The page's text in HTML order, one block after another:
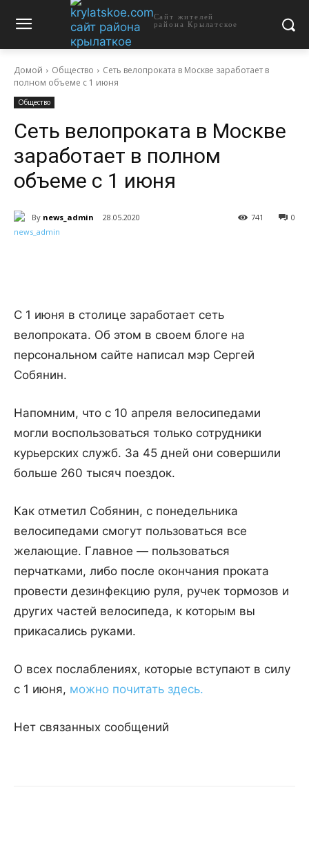
Сайт жителей
района Крылатское
Домой Общество
Сеть велопроката в Москве заработает в
полном объеме с 1 июня
Общество
Сеть велопроката в Москве
заработает в полном
объеме с 1 июня
By news_admin 28.05.2020 0
741
С 1 июня в столице заработает сеть
велопроката. Об этом в своем блоге на
персональном сайте написал мэр Сергей
Собянин.
Напомним, что с 10 апреля велосипедами
могли воспользоваться только сотрудники
курьерских служб. За 45 дней они совершили
больше 260 тысяч поездок.
Как отметил Собянин, с понедельника
велосипедами смогут пользоваться все
желающие. Главное — пользоваться
перчатками, либо после окончания проката
провести дезинфекцию руля, ручек тормозов и
других частей велосипеда, к которым вы
прикасались руками.
О всех послаблениях, которые вступают в силу
с 1 июня, можно почитать здесь.
Нет связанных сообщений